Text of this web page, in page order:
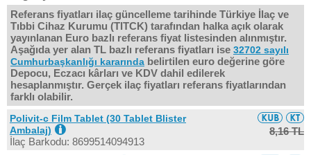
Referans fiyatları ilaç güncelleme tarihinde Türkiye İlaç ve
Tıbbi Cihaz Kurumu (TITCK) tarafından halka açık olarak
yayınlanan Euro bazlı referans fiyat listesinden alınmıştır.
Aşağıda yer alan TL bazlı referans fiyatları ise 32702 sayılı
Cumhurbaşkanlığı kararında belirtilen euro değerine göre
Depocu, Eczacı kârları ve KDV dahil edilerek
hesaplanmıştır. Gerçek ilaç fiyatları referans fiyatlarından
farklı olabilir.
Polivit-c Film Tablet (30 Tablet Blister
Ambalaj)
İlaç Barkodu: 8699514094913
8,16 TL